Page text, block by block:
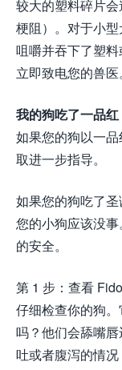
较大的塑料碎片
梗阻）。对于小
咀嚼并吞下了塑
立即致电您的兽医。
我的狗吃了一品
如果您的狗以一
取进一步指导。
如果您的狗吃了
您的小狗应该没
的安全。
第 1 步：查看 Fido
仔细检查你的狗
吗？他们会舔嘴
吐或者腹泻的情况